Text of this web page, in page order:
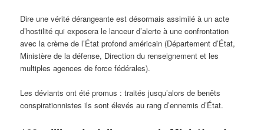
Dire une vérité dérangeante est désormais assimilé à un acte
d’hostilité qui exposera le lanceur d’alerte à une confrontation
avec la crème de l’État profond américain (Département d’État,
Ministère de la défense, Direction du renseignement et les
multiples agences de force fédérales).
Les déviants ont été promus : traités jusqu’alors de benêts
conspirationnistes ils sont élevés au rang d’ennemis d’État.